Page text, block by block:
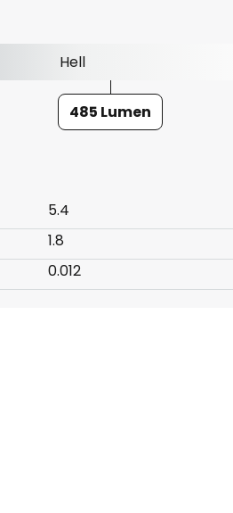
Hell
485 Lumen
5.4
1.8
0.012